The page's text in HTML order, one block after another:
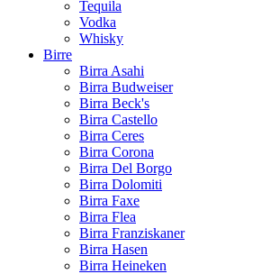
Tequila
Vodka
Whisky
Birre
Birra Asahi
Birra Budweiser
Birra Beck's
Birra Castello
Birra Ceres
Birra Corona
Birra Del Borgo
Birra Dolomiti
Birra Faxe
Birra Flea
Birra Franziskaner
Birra Hasen
Birra Heineken